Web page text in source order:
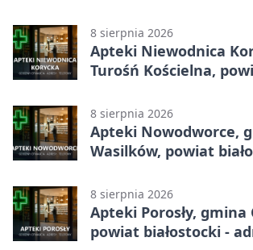
8 sierpnia 2026
Apteki Niewodnica
Turośń Kościelna,
godziny otwarcia
8 sierpnia 2026
Apteki Nowodworce,
Wasilków, powiat
8 sierpnia 2026
Apteki Porosły, gmina
powiat białostocki -